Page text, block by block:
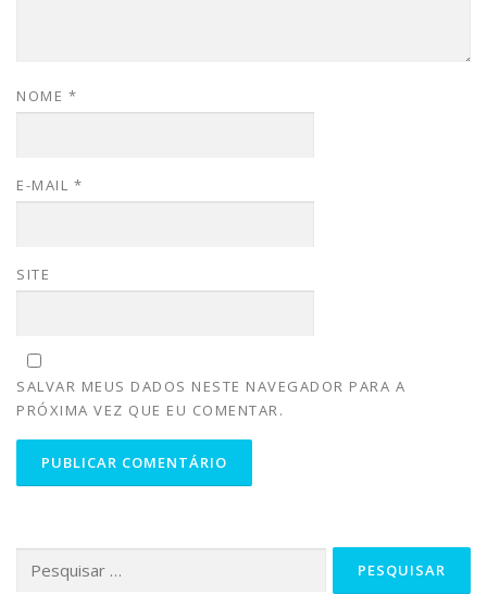
NOME *
E-MAIL *
SITE
SALVAR MEUS DADOS NESTE NAVEGADOR PARA A
PRÓXIMA VEZ QUE EU COMENTAR.